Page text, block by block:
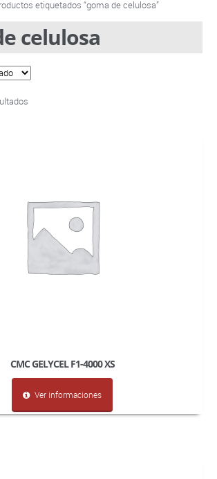
etiquetados “goma de celulosa”
celulosa
CMC GELYCEL F1-4000 XS
Ver informaciones